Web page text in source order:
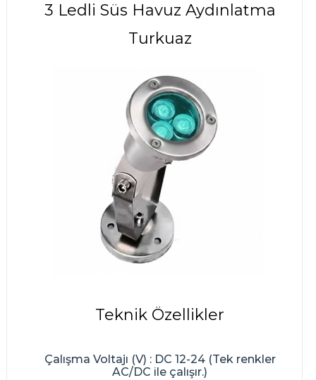
3 Ledli Süs Havuz Aydınlatma
Turkuaz
Teknik Özellikler
Çalışma Voltajı (V) : DC 12-24 (Tek renkler
AC/DC ile çalışır.)